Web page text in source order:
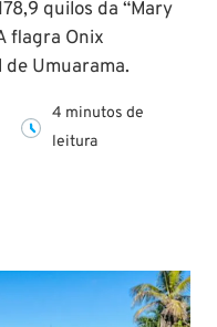
quilos da “Mary
flagra Onix
Umuarama.
4 minutos de
leitura